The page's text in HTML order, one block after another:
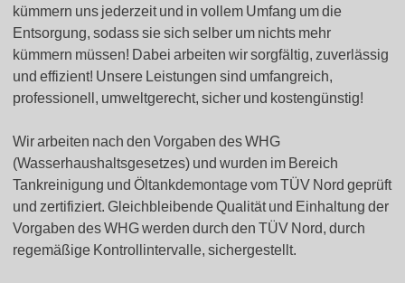
kümmern uns jederzeit und in vollem Umfang um die
Entsorgung, sodass sie sich selber um nichts mehr
kümmern müssen! Dabei arbeiten wir sorgfältig, zuverlässig
und effizient! Unsere Leistungen sind umfangreich,
professionell, umweltgerecht, sicher und kostengünstig!
Wir arbeiten nach den Vorgaben des WHG
(Wasserhaushaltsgesetzes) und wurden im Bereich
Tankreinigung und Öltankdemontage vom TÜV Nord geprüft
und zertifiziert. Gleichbleibende Qualität und Einhaltung der
Vorgaben des WHG werden durch den TÜV Nord, durch
regemäßige Kontrollintervalle, sichergestellt.